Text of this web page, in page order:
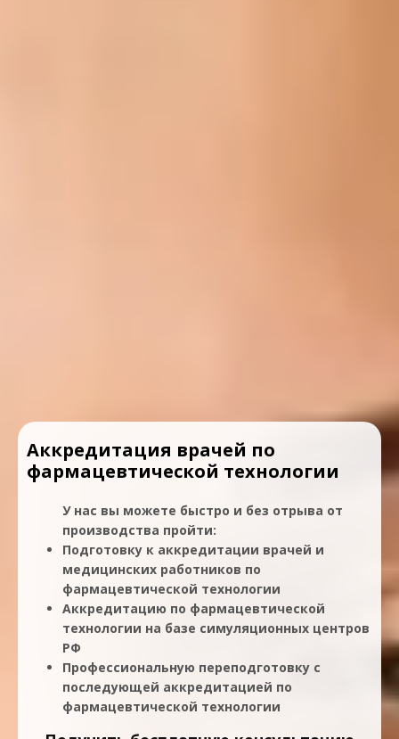
Аккредитация врачей по
фармацевтической технологии
У нас вы можете быстро и без отрыва от
производства пройти:
Подготовку к аккредитации врачей и
медицинских работников по
фармацевтической технологии
Аккредитацию по фармацевтической
технологии на базе симуляционных центров
РФ
Профессиональную переподготовку с
последующей аккредитацией по
фармацевтической технологии